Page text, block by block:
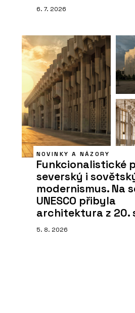
6. 7. 2026
NOVINKY A NÁZORY
Funkcionalistické
severský i
modernismus. Na
UNESCO přibyla
architektura z 20.
5. 8. 2026